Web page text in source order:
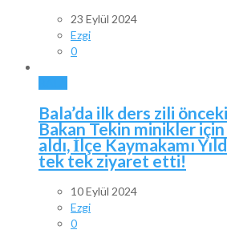
23 Eylül 2024
Ezgi
0
Bala’da ilk ders zili
Bakan Tekin minikler
aldı, İlçe Kaymakamı
tek tek ziyaret etti!
10 Eylül 2024
Ezgi
0